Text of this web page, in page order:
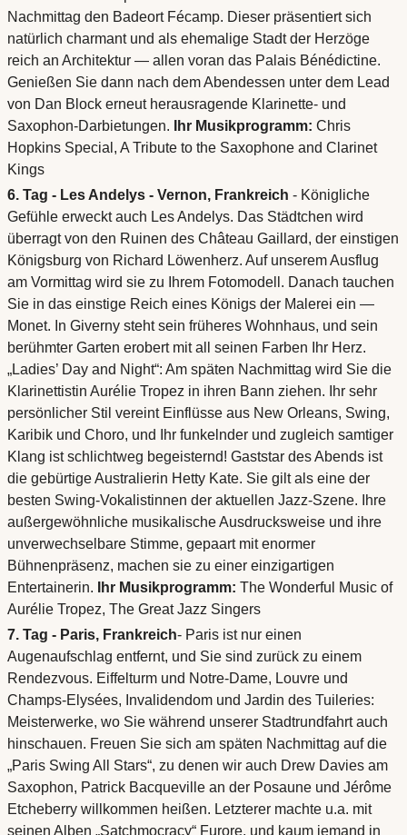
Nachmittag den Badeort Fécamp. Dieser präsentiert sich
natürlich charmant und als ehemalige Stadt der Herzöge
reich an Architektur — allen voran das Palais Bénédictine.
Genießen Sie dann nach dem Abendessen unter dem Lead
von Dan Block erneut herausragende Klarinette- und
Saxophon-Darbietungen.
Ihr Musikprogramm: Chris
Hopkins Special, A Tribute to the Saxophone and Clarinet
Kings
6. Tag - Les Andelys - Vernon, Frankreich - Königliche
Gefühle erweckt auch Les Andelys. Das Städtchen wird
überragt von den Ruinen des Château Gaillard, der einstigen
Königsburg von Richard Löwenherz. Auf unserem Ausflug
am Vormittag wird sie zu Ihrem Fotomodell. Danach tauchen
Sie in das einstige Reich eines Königs der Malerei ein —
Monet. In Giverny steht sein früheres Wohnhaus, und sein
berühmter Garten erobert mit all seinen Farben Ihr Herz.
„Ladies’ Day and Night“: Am späten Nachmittag wird Sie die
Klarinettistin Aurélie Tropez in ihren Bann ziehen. Ihr sehr
persönlicher Stil vereint Einflüsse aus New Orleans, Swing,
Karibik und Choro, und Ihr funkelnder und zugleich samtiger
Klang ist schlichtweg begeisternd! Gaststar des Abends ist
die gebürtige Australierin Hetty Kate. Sie gilt als eine der
besten Swing-Vokalistinnen der aktuellen Jazz-Szene. Ihre
außergewöhnliche musikalische Ausdrucksweise und ihre
unverwechselbare Stimme, gepaart mit enormer
Bühnenpräsenz, machen sie zu einer einzigartigen
Entertainerin.
Ihr Musikprogramm: The Wonderful Music of
Aurélie Tropez, The Great Jazz Singers
7. Tag - Paris, Frankreich- Paris ist nur einen
Augenaufschlag entfernt, und Sie sind zurück zu einem
Rendezvous. Eiffelturm und Notre-Dame, Louvre und
Champs-Elysées, Invalidendom und Jardin des Tuileries:
Meisterwerke, wo Sie während unserer Stadtrundfahrt auch
hinschauen. Freuen Sie sich am späten Nachmittag auf die
„Paris Swing All Stars“, zu denen wir auch Drew Davies am
Saxophon, Patrick Bacqueville an der Posaune und Jérôme
Etcheberry willkommen heißen. Letzterer machte u.a. mit
seinen Alben „Satchmocracy“ Furore, und kaum jemand in